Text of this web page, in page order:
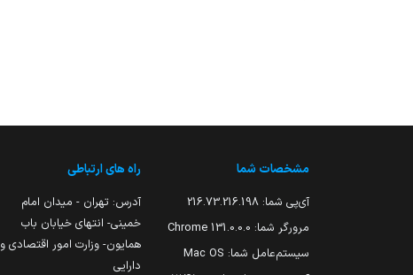
مشخصات شما
آی‌پی شما: 216.73.216.198
مرورگر شما: 131.0.0.0 Chrome
سیستم‌عامل شما: Mac OS
راه های ارتباطی
آدرس: تهران - میدان امام
خمینی- انتهای خیابان باب
همایون- وزارت امور اقتصادی و
دارایی